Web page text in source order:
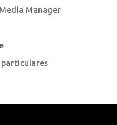
Manager
particulares